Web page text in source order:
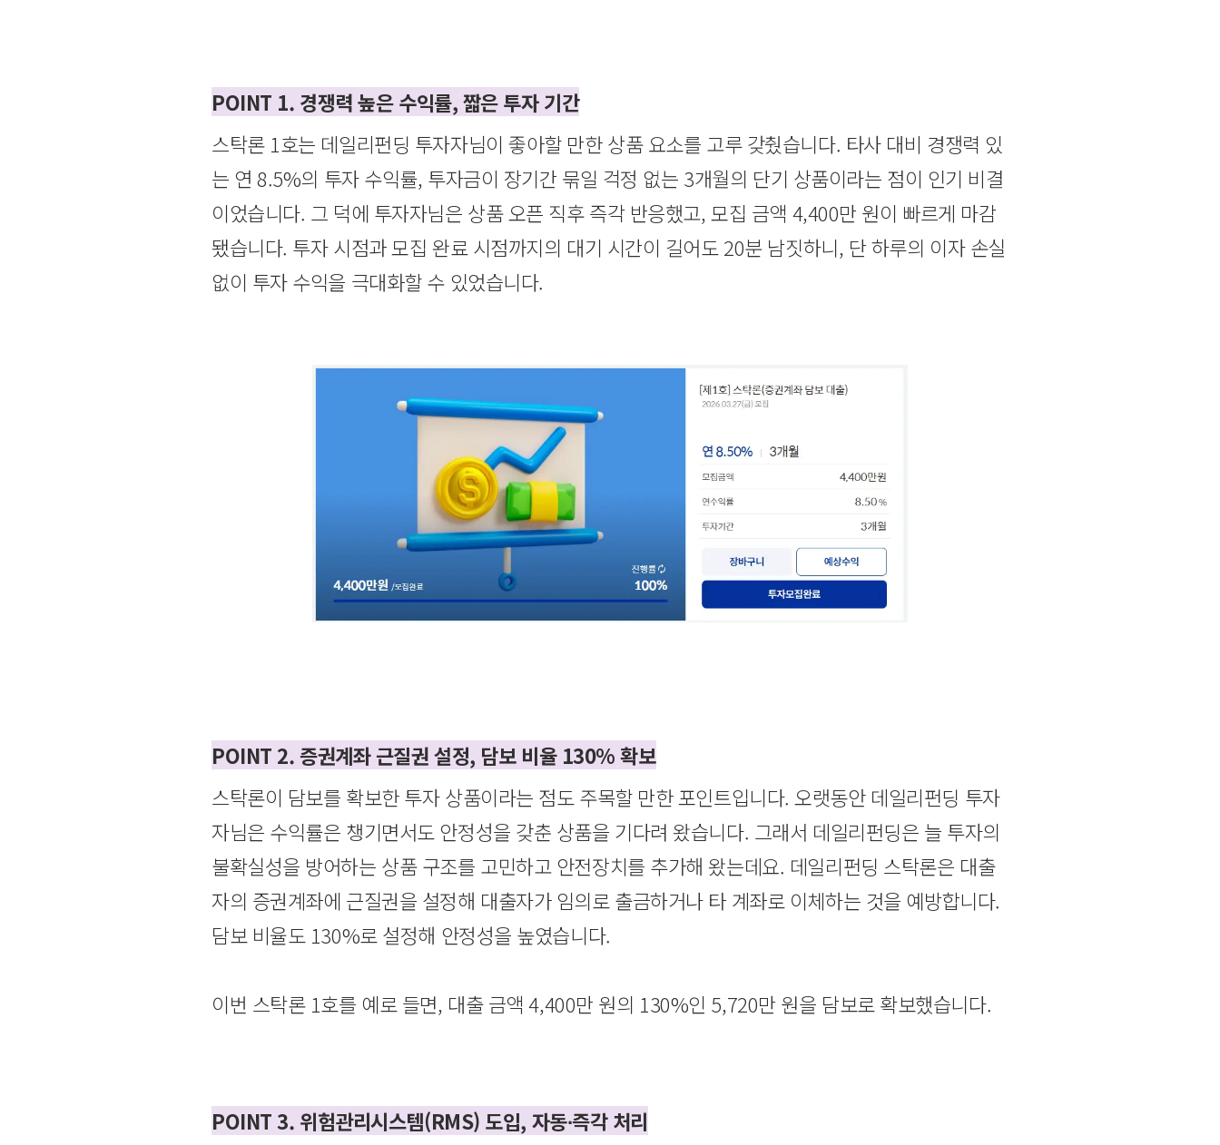
POINT 1. 경쟁력 높은 수익률, 짧은 투자 기간
스탁론 1호는 데일리펀딩 투자자님이 좋아할 만한 상품 요소를 고루 갖췄습니다. 타사 대비 경쟁력 있
는 연 8.5%의 투자 수익률, 투자금이 장기간 묶일 걱정 없는 3개월의 단기 상품이라는 점이 인기 비결
이었습니다. 그 덕에 투자자님은 상품 오픈 직후 즉각 반응했고, 모집 금액 4,400만 원이 빠르게 마감
됐습니다. 투자 시점과 모집 완료 시점까지의 대기 시간이 길어도 20분 남짓하니, 단 하루의 이자 손실
없이 투자 수익을 극대화할 수 있었습니다.
POINT 2. 증권계좌 근질권 설정, 담보 비율 130% 확보
스탁론이 담보를 확보한 투자 상품이라는 점도 주목할 만한 포인트입니다. 오랫동안 데일리펀딩 투자
자님은 수익률은 챙기면서도 안정성을 갖춘 상품을 기다려 왔습니다. 그래서 데일리펀딩은 늘 투자의
불확실성을 방어하는 상품 구조를 고민하고 안전장치를 추가해 왔는데요. 데일리펀딩 스탁론은 대출
자의 증권계좌에 근질권을 설정해 대출자가 임의로 출금하거나 타 계좌로 이체하는 것을 예방합니다.
담보 비율도 130%로 설정해 안정성을 높였습니다.
이번 스탁론 1호를 예로 들면, 대출 금액 4,400만 원의 130%인 5,720만 원을 담보로 확보했습니다.
POINT 3. 위험관리시스템(RMS) 도입, 자동∙즉각 처리